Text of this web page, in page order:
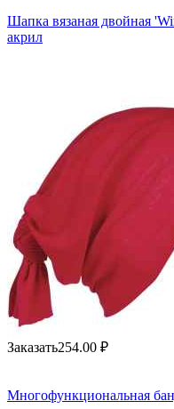
Шапка вязаная двойная
акрил
Заказать254.00 ₽
Многофункциональная